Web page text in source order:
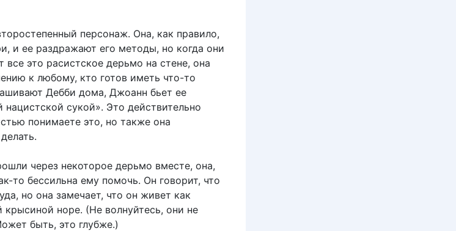
персонаж. Она, как правило,
и ее раздражают его методы, но когда они
это расистское дерьмо на стене, она
к любому, кто готов иметь что-то
Дебби дома, Джоанн бьет ее
сукой». Это действительно
понимаете это, но также она
через некоторое дерьмо вместе, она,
то бессильна ему помочь. Он говорит, что
но она замечает, что он живет как
норе. (Не волнуйтесь, они не
быть, это глубже.)